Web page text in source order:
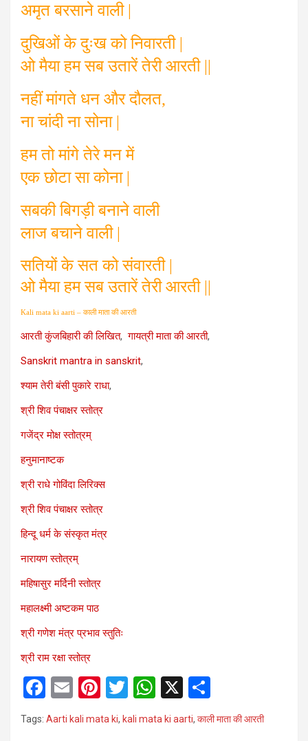
अमृत बरसाने वाली |
दुखिओं के दुःख को निवारती |
ओ मैया हम सब उतारें तेरी आरती ||
नहीं मांगते धन और दौलत,
ना चांदी ना सोना |
हम तो मांगे तेरे मन में
एक छोटा सा कोना |
सबकी बिगड़ी बनाने वाली
लाज बचाने वाली |
सतियों के सत को संवारती |
ओ मैया हम सब उतारें तेरी आरती ||
Kali mata ki aarti – काली माता की आरती
आरती कुंजबिहारी की लिखित,गायत्री माता की आरती,
Sanskrit mantra in sanskrit,
श्याम तेरी बंसी पुकारे राधा,
श्री शिव पंचाक्षर स्तोत्र
गजेंद्र मोक्ष स्तोत्रम्
हनुमानाष्टक
श्री राधे गोविंदा लिरिक्स
श्री शिव पंचाक्षर स्तोत्र
हिन्दू धर्म के संस्कृत मंत्र
नारायण स्तोत्रम्
महिषासुर मर्दिनी स्तोत्र
महालक्ष्मी अष्टकम पाठ
श्री गणेश मंत्र प्रभाव स्तुतिः
श्री राम रक्षा स्तोत्र
F
a
ce
E
m
ail
Pi
nt
er
T
wi
tt
W
h
at
X
h
ar
Tags: Aarti kali mata ki, kali mata ki aarti, काली माता की आरती